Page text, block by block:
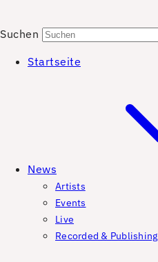
Suchen
Startseite
News
Artists
Events
Live
Recorded & Publishing